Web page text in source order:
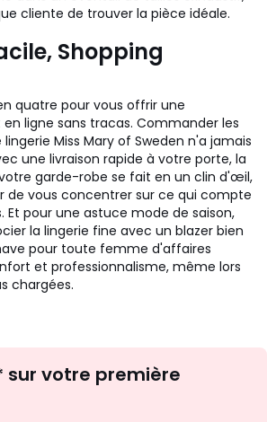
cliente de trouver la pièce idéale.
Shopping
quatre pour vous offrir une
ligne sans tracas. Commander les
Miss Mary of Sweden n'a jamais
une livraison rapide à votre porte, la
garde-robe se fait en un clin d'œil,
de vous concentrer sur ce qui compte
Et pour une astuce mode de saison,
la lingerie fine avec un blazer bien
pour toute femme d'affaires
et professionnalisme, même lors
chargées.
d'inspirations
sur votre première